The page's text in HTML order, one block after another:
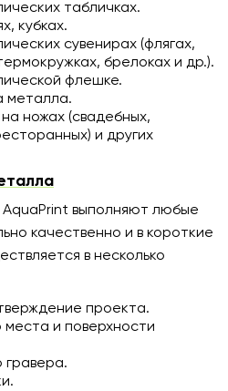
табличках.
кубках.
сувенирах (флягах,
брелоках и др.).
флешке.
металла.
ножах (свадебных,
и других
выполняют любые
качественно и в короткие
в несколько
проекта.
места и поверхности
гравера.